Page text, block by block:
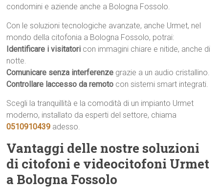
condomini e aziende anche a Bologna Fossolo.
Con le soluzioni tecnologiche avanzate, anche Urmet, nel
mondo della citofonia a Bologna Fossolo, potrai:
Identificare i visitatori con immagini chiare e nitide, anche di
notte.
Comunicare senza interferenze grazie a un audio cristallino.
Controllare laccesso da remoto con sistemi smart integrati.
Scegli la tranquillità e la comodità di un impianto Urmet
moderno, installato da esperti del settore, chiama
0510910439 adesso.
Vantaggi delle nostre soluzioni
di citofoni e videocitofoni Urmet
a Bologna Fossolo